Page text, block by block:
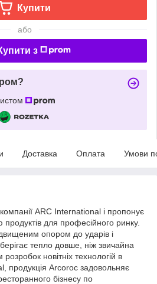
Купити
або
з
Доставка Оплата Умови
ARC International і пропонує
продуктів для професійного ринку.
опором до ударів і
тепло довше, ніж звичайна
новітніх технологій в
продукція Arcoroc задовольняє
бізнесу по